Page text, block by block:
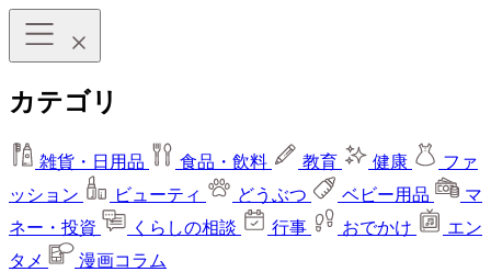
カテゴリ
雑貨・日用品 食品・飲料 教育 健康
ファ
ッション
ビューティ どうぶつ ベビー用品
マ
ネー・投資
くらしの相談 行事 おでかけ
エン
タメ
漫画コラム